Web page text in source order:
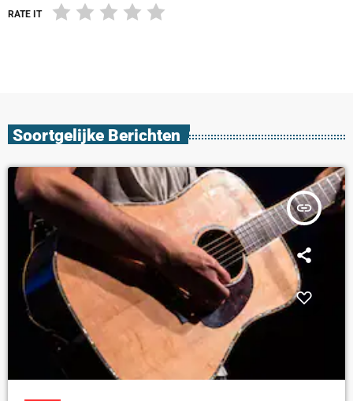
RATE IT
Soortgelijke Berichten
insert_link